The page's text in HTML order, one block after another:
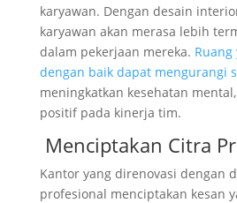
karyawan. Dengan desain
karyawan akan merasa lebih
dalam pekerjaan mereka.
dengan baik dapat mengurangi
meningkatkan kesehatan
positif pada kinerja tim.
Menciptakan Citra
Kantor yang direnovasi dengan
profesional menciptakan kesan